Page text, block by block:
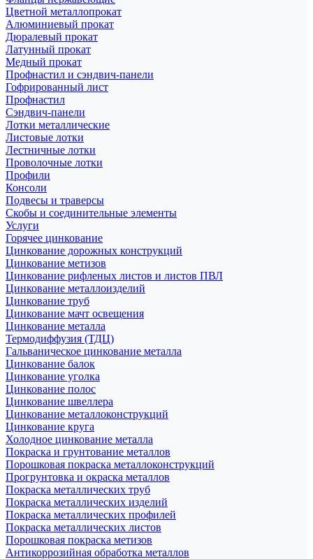
Цветной металлопрокат
Алюминиевый прокат
Дюралевый прокат
Латунный прокат
Медный прокат
Профнастил и сэндвич-панели
Гофрированный лист
Профнастил
Сэндвич-панели
Лотки металлические
Листовые лотки
Лестничные лотки
Проволочные лотки
Профили
Консоли
Подвесы и траверсы
Скобы и соединительные элементы
Услуги
Горячее цинкование
Цинкование дорожных конструкций
Цинкование метизов
Цинкование рифленых листов и листов ПВЛ
Цинкование металлоизделий
Цинкование труб
Цинкование мачт освещения
Цинкование металла
Термодиффузия (ТДЦ)
Гальваническое цинкование металла
Цинкование балок
Цинкование уголка
Цинкование полос
Цинкование швеллера
Цинкование металлоконструкций
Цинкование круга
Холодное цинкование металла
Покраска и грунтование металлов
Порошковая покраска металлоконструкций
Прогрунтовка и окраска металлов
Покраска металлических труб
Покраска металлических изделий
Покраска металлических профилей
Покраска металлических листов
Порошковая покраска метизов
Антикоррозийная обработка металлов